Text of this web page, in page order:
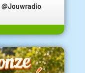
@Jouwradio